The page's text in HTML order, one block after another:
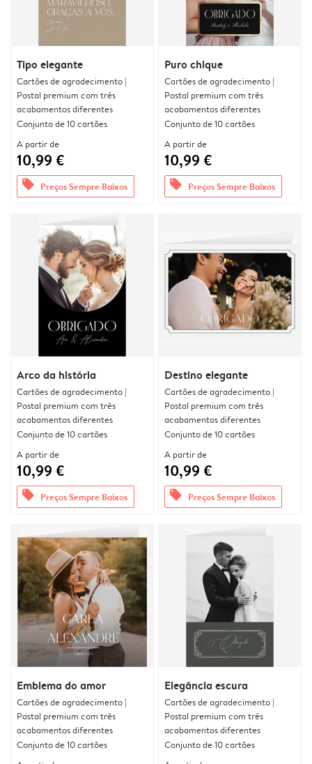
Tipo elegante
Cartões de agradecimento |
Postal premium com três
acabamentos diferentes
Conjunto de 10 cartões
A partir de
10,99 €
offers Preços Sempre Baixos
Puro chique
Cartões de agradecimento |
Postal premium com três
acabamentos diferentes
Conjunto de 10 cartões
A partir de
10,99 €
offers Preços Sempre Baixos
Arco da história
Cartões de agradecimento |
Postal premium com três
acabamentos diferentes
Conjunto de 10 cartões
A partir de
10,99 €
offers Preços Sempre Baixos
Destino elegante
Cartões de agradecimento |
Postal premium com três
acabamentos diferentes
Conjunto de 10 cartões
A partir de
10,99 €
offers Preços Sempre Baixos
Emblema do amor
Cartões de agradecimento |
Postal premium com três
acabamentos diferentes
Conjunto de 10 cartões
Elegância escura
Cartões de agradecimento |
Postal premium com três
acabamentos diferentes
Conjunto de 10 cartões